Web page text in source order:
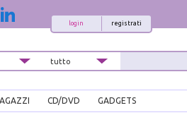
registrati
login
CD/DVD GADGETS